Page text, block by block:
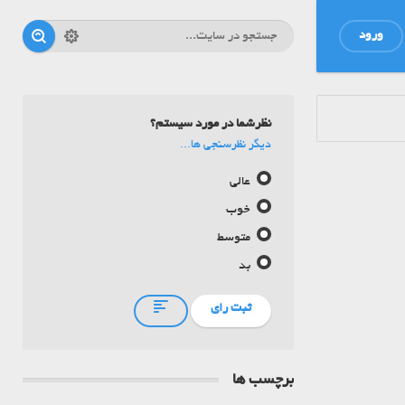
ورود
نظرشما در مورد سیستم؟
دیگر نظرسنجی ها...
عالی
خوب
متوسط
بد
ثبت رای
برچسب ها